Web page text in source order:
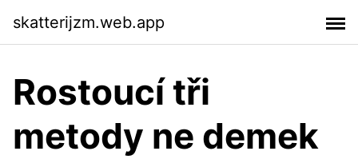
skatterijzm.web.app
Rostoucí tři
metody ne demek